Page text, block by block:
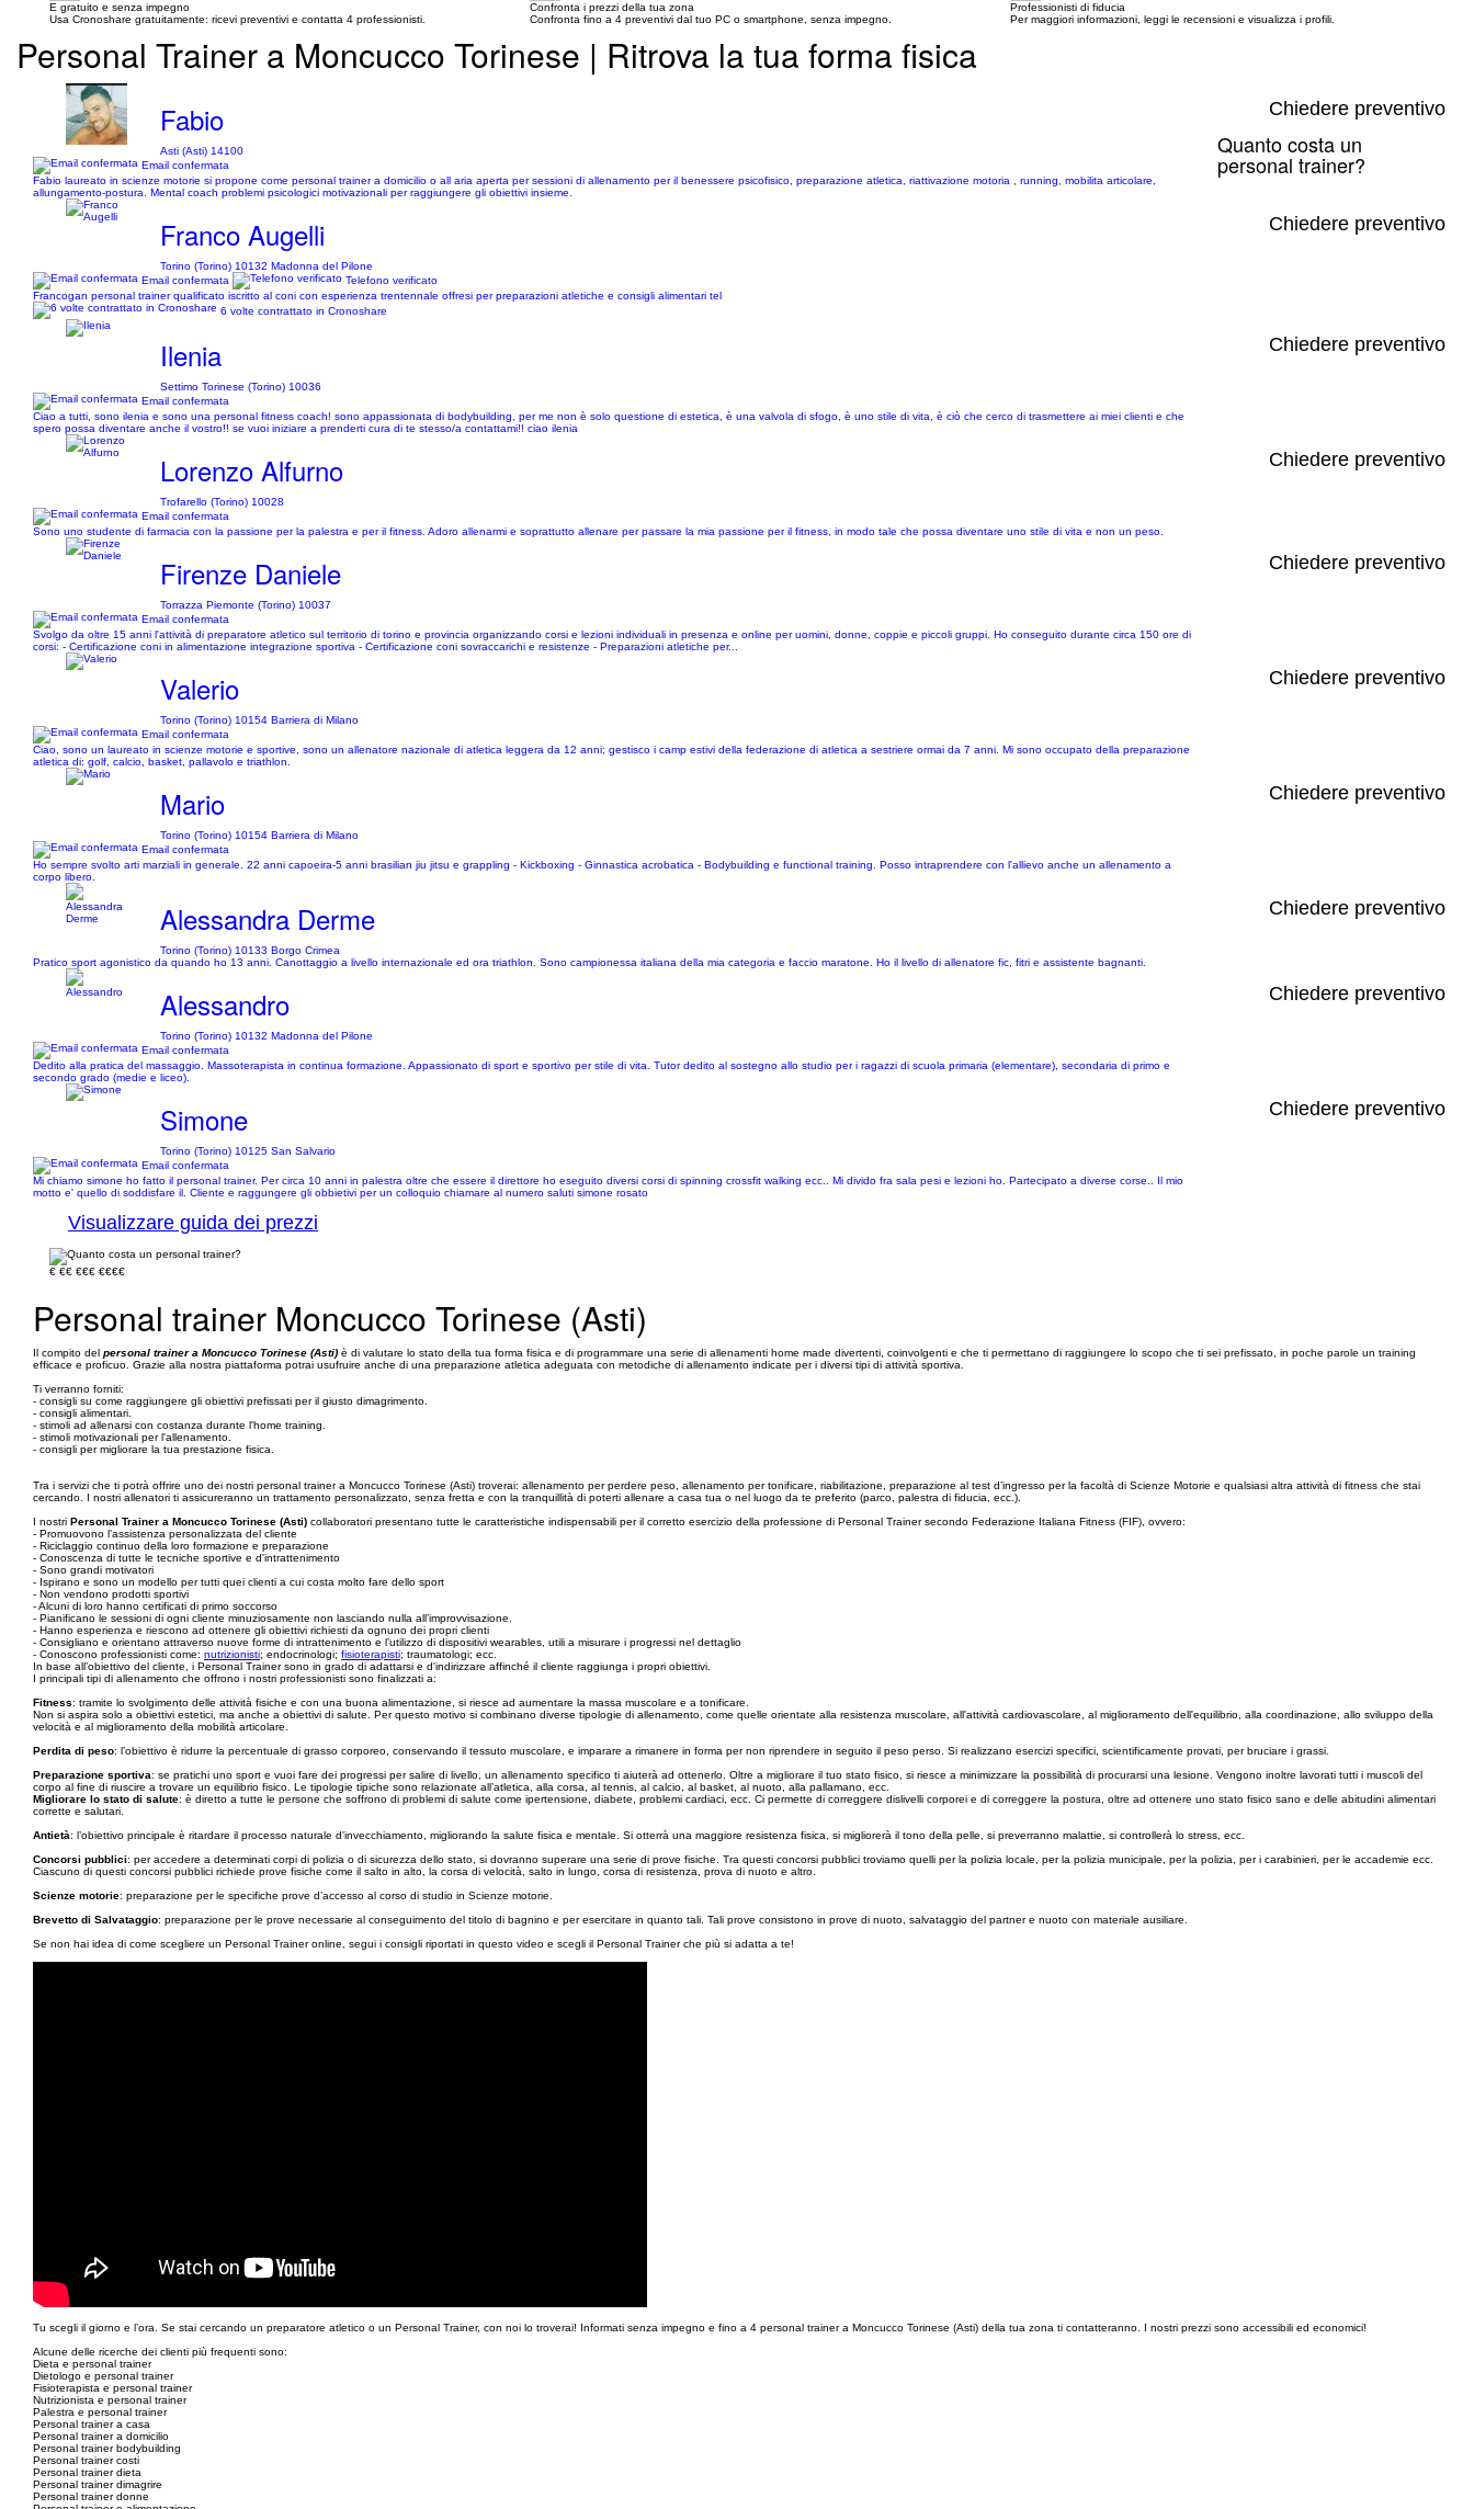
E gratuito e senza impegno
Usa Cronoshare gratuitamente: ricevi preventivi e contatta 4 professionisti.
Confronta i prezzi della tua zona
Confronta fino a 4 preventivi dal tuo PC o smartphone, senza impegno.
Professionisti di fiducia
Per maggiori informazioni, leggi le recensioni e visualizza i profili.
Personal Trainer a Moncucco Torinese | Ritrova la tua forma fisica
Fabio
Asti (Asti) 14100
Email confermata
Fabio laureato in scienze motorie si propone come personal trainer a domicilio o all aria aperta per sessioni di allenamento per il benessere psicofisico, preparazione atletica, riattivazione motoria , running, mobilita articolare,
allungamento-postura. Mental coach problemi psicologici motivazionali per raggiungere gli obiettivi insieme.
Chiedere preventivo
Franco Augelli
Torino (Torino) 10132 Madonna del Pilone
Email confermata
Telefono verificato
Francogan personal trainer qualificato iscritto al coni con esperienza trentennale offresi per preparazioni atletiche e consigli alimentari tel
6 volte contrattato in Cronoshare
Chiedere preventivo
Ilenia
Settimo Torinese (Torino) 10036
Email confermata
Ciao a tutti, sono ilenia e sono una personal fitness coach! sono appassionata di bodybuilding, per me non è solo questione di estetica, è una valvola di sfogo, è uno stile di vita, è ciò che cerco di trasmettere ai miei clienti e che
spero possa diventare anche il vostro!! se vuoi iniziare a prenderti cura di te stesso/a contattami!! ciao ilenia
Chiedere preventivo
Lorenzo Alfurno
Trofarello (Torino) 10028
Email confermata
Sono uno studente di farmacia con la passione per la palestra e per il fitness. Adoro allenarmi e soprattutto allenare per passare la mia passione per il fitness, in modo tale che possa diventare uno stile di vita e non un peso.
Chiedere preventivo
Firenze Daniele
Torrazza Piemonte (Torino) 10037
Email confermata
Svolgo da oltre 15 anni l'attività di preparatore atletico sul territorio di torino e provincia organizzando corsi e lezioni individuali in presenza e online per uomini, donne, coppie e piccoli gruppi. Ho conseguito durante circa 150 ore di
corsi: - Certificazione coni in alimentazione integrazione sportiva - Certificazione coni sovraccarichi e resistenze - Preparazioni atletiche per...
Chiedere preventivo
Valerio
Torino (Torino) 10154 Barriera di Milano
Email confermata
Ciao, sono un laureato in scienze motorie e sportive, sono un allenatore nazionale di atletica leggera da 12 anni; gestisco i camp estivi della federazione di atletica a sestriere ormai da 7 anni. Mi sono occupato della preparazione
atletica di: golf, calcio, basket, pallavolo e triathlon.
Chiedere preventivo
Mario
Torino (Torino) 10154 Barriera di Milano
Email confermata
Ho sempre svolto arti marziali in generale. 22 anni capoeira-5 anni brasilian jiu jitsu e grappling - Kickboxing - Ginnastica acrobatica - Bodybuilding e functional training. Posso intraprendere con l'allievo anche un allenamento a
corpo libero.
Chiedere preventivo
Alessandra Derme
Torino (Torino) 10133 Borgo Crimea
Pratico sport agonistico da quando ho 13 anni. Canottaggio a livello internazionale ed ora triathlon. Sono campionessa italiana della mia categoria e faccio maratone. Ho il livello di allenatore fic, fitri e assistente bagnanti.
Chiedere preventivo
Alessandro
Torino (Torino) 10132 Madonna del Pilone
Email confermata
Dedito alla pratica del massaggio. Massoterapista in continua formazione. Appassionato di sport e sportivo per stile di vita. Tutor dedito al sostegno allo studio per i ragazzi di scuola primaria (elementare), secondaria di primo e
secondo grado (medie e liceo).
Chiedere preventivo
Simone
Torino (Torino) 10125 San Salvario
Email confermata
Mi chiamo simone ho fatto il personal trainer. Per circa 10 anni in palestra oltre che essere il direttore ho eseguito diversi corsi di spinning crossfit walking ecc.. Mi divido fra sala pesi e lezioni ho. Partecipato a diverse corse.. Il mio
motto e' quello di soddisfare il. Cliente e raggungere gli obbietivi per un colloquio chiamare al numero saluti simone rosato
Chiedere preventivo
Quanto costa un
personal trainer?
Visualizzare guida dei prezzi
€ €€ €€€ €€€€
Personal trainer Moncucco Torinese (Asti)
Il compito del personal trainer a Moncucco Torinese (Asti) è di valutare lo stato della tua forma fisica e di programmare una serie di allenamenti home made divertenti, coinvolgenti e che ti permettano di raggiungere lo scopo che ti sei prefissato, in poche parole un training
efficace e proficuo. Grazie alla nostra piattaforma potrai usufruire anche di una preparazione atletica adeguata con metodiche di allenamento indicate per i diversi tipi di attività sportiva.
Ti verranno forniti:
- consigli su come raggiungere gli obiettivi prefissati per il giusto dimagrimento.
- consigli alimentari.
- stimoli ad allenarsi con costanza durante l'home training.
- stimoli motivazionali per l'allenamento.
- consigli per migliorare la tua prestazione fisica.
Tra i servizi che ti potrà offrire uno dei nostri personal trainer a Moncucco Torinese (Asti) troverai: allenamento per perdere peso, allenamento per tonificare, riabilitazione, preparazione al test d’ingresso per la facoltà di Scienze Motorie e qualsiasi altra attività di fitness che stai
cercando. I nostri allenatori ti assicureranno un trattamento personalizzato, senza fretta e con la tranquillità di poterti allenare a casa tua o nel luogo da te preferito (parco, palestra di fiducia, ecc.).
I nostri Personal Trainer a Moncucco Torinese (Asti) collaboratori presentano tutte le caratteristiche indispensabili per il corretto esercizio della professione di Personal Trainer secondo Federazione Italiana Fitness (FIF), ovvero:
- Promuovono l’assistenza personalizzata del cliente
- Riciclaggio continuo della loro formazione e preparazione
- Conoscenza di tutte le tecniche sportive e d'intrattenimento
- Sono grandi motivatori
- Ispirano e sono un modello per tutti quei clienti a cui costa molto fare dello sport
- Non vendono prodotti sportivi
- Alcuni di loro hanno certificati di primo soccorso
- Pianificano le sessioni di ogni cliente minuziosamente non lasciando nulla all’improvvisazione.
- Hanno esperienza e riescono ad ottenere gli obiettivi richiesti da ognuno dei propri clienti
- Consigliano e orientano attraverso nuove forme di intrattenimento e l’utilizzo di dispositivi wearables, utili a misurare i progressi nel dettaglio
- Conoscono professionisti come: nutrizionisti; endocrinologi; fisioterapisti; traumatologi; ecc.
In base all’obiettivo del cliente, i Personal Trainer sono in grado di adattarsi e d'indirizzare affinché il cliente raggiunga i propri obiettivi.
I principali tipi di allenamento che offrono i nostri professionisti sono finalizzati a:
Fitness: tramite lo svolgimento delle attività fisiche e con una buona alimentazione, si riesce ad aumentare la massa muscolare e a tonificare.
Non si aspira solo a obiettivi estetici, ma anche a obiettivi di salute. Per questo motivo si combinano diverse tipologie di allenamento, come quelle orientate alla resistenza muscolare, all'attività cardiovascolare, al miglioramento dell'equilibrio, alla coordinazione, allo sviluppo della
velocità e al miglioramento della mobilità articolare.
Perdita di peso: l’obiettivo è ridurre la percentuale di grasso corporeo, conservando il tessuto muscolare, e imparare a rimanere in forma per non riprendere in seguito il peso perso. Si realizzano esercizi specifici, scientificamente provati, per bruciare i grassi.
Preparazione sportiva: se pratichi uno sport e vuoi fare dei progressi per salire di livello, un allenamento specifico ti aiuterà ad ottenerlo. Oltre a migliorare il tuo stato fisico, si riesce a minimizzare la possibilità di procurarsi una lesione. Vengono inoltre lavorati tutti i muscoli del
corpo al fine di riuscire a trovare un equilibrio fisico. Le tipologie tipiche sono relazionate all’atletica, alla corsa, al tennis, al calcio, al basket, al nuoto, alla pallamano, ecc.
Migliorare lo stato di salute: è diretto a tutte le persone che soffrono di problemi di salute come ipertensione, diabete, problemi cardiaci, ecc. Ci permette di correggere dislivelli corporei e di correggere la postura, oltre ad ottenere uno stato fisico sano e delle abitudini alimentari
corrette e salutari.
Antietà: l’obiettivo principale è ritardare il processo naturale d'invecchiamento, migliorando la salute fisica e mentale. Si otterrà una maggiore resistenza fisica, si migliorerà il tono della pelle, si preverranno malattie, si controllerà lo stress, ecc.
Concorsi pubblici: per accedere a determinati corpi di polizia o di sicurezza dello stato, si dovranno superare una serie di prove fisiche. Tra questi concorsi pubblici troviamo quelli per la polizia locale, per la polizia municipale, per la polizia, per i carabinieri, per le accademie ecc.
Ciascuno di questi concorsi pubblici richiede prove fisiche come il salto in alto, la corsa di velocità, salto in lungo, corsa di resistenza, prova di nuoto e altro.
Scienze motorie: preparazione per le specifiche prove d’accesso al corso di studio in Scienze motorie.
Brevetto di Salvataggio: preparazione per le prove necessarie al conseguimento del titolo di bagnino e per esercitare in quanto tali. Tali prove consistono in prove di nuoto, salvataggio del partner e nuoto con materiale ausiliare.
Se non hai idea di come scegliere un Personal Trainer online, segui i consigli riportati in questo video e scegli il Personal Trainer che più si adatta a te!
Tu scegli il giorno e l’ora. Se stai cercando un preparatore atletico o un Personal Trainer, con noi lo troverai! Informati senza impegno e fino a 4 personal trainer a Moncucco Torinese (Asti) della tua zona ti contatteranno. I nostri prezzi sono accessibili ed economici!
Alcune delle ricerche dei clienti più frequenti sono:
Dieta e personal trainer
Dietologo e personal trainer
Fisioterapista e personal trainer
Nutrizionista e personal trainer
Palestra e personal trainer
Personal trainer a casa
Personal trainer a domicilio
Personal trainer bodybuilding
Personal trainer costi
Personal trainer dieta
Personal trainer dimagrire
Personal trainer donne